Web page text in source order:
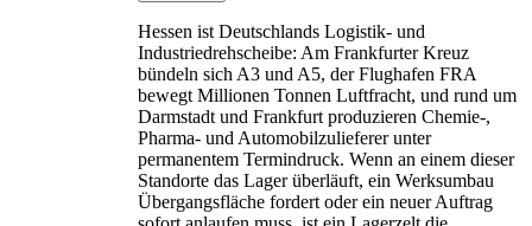
Hessen ist Deutschlands Logistik- und
Industriedrehscheibe: Am Frankfurter Kreuz
bündeln sich A3 und A5, der Flughafen FRA
bewegt Millionen Tonnen Luftfracht, und rund um
Darmstadt und Frankfurt produzieren Chemie-,
Pharma- und Automobilzulieferer unter
permanentem Termindruck. Wenn an einem dieser
Standorte das Lager überläuft, ein Werksumbau
Übergangsfläche fordert oder ein neuer Auftrag